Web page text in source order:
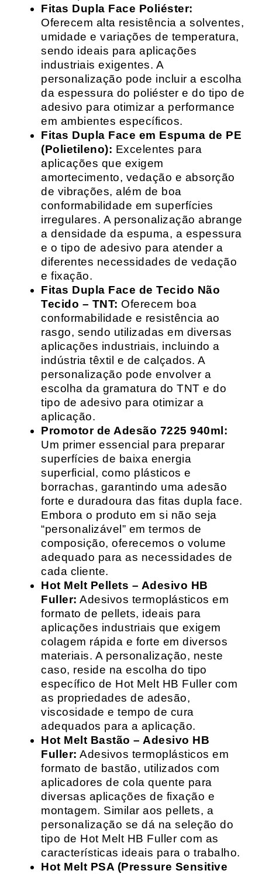
Fitas Dupla Face Poliéster:
Oferecem alta resistência a solventes,
umidade e variações de temperatura,
sendo ideais para aplicações
industriais exigentes. A
personalização pode incluir a escolha
da espessura do poliéster e do tipo de
adesivo para otimizar a performance
em ambientes específicos.
Fitas Dupla Face em Espuma de PE
(Polietileno): Excelentes para
aplicações que exigem
amortecimento, vedação e absorção
de vibrações, além de boa
conformabilidade em superfícies
irregulares. A personalização abrange
a densidade da espuma, a espessura
e o tipo de adesivo para atender a
diferentes necessidades de vedação
e fixação.
Fitas Dupla Face de Tecido Não
Tecido – TNT: Oferecem boa
conformabilidade e resistência ao
rasgo, sendo utilizadas em diversas
aplicações industriais, incluindo a
indústria têxtil e de calçados. A
personalização pode envolver a
escolha da gramatura do TNT e do
tipo de adesivo para otimizar a
aplicação.
Promotor de Adesão 7225 940ml:
Um primer essencial para preparar
superfícies de baixa energia
superficial, como plásticos e
borrachas, garantindo uma adesão
forte e duradoura das fitas dupla face.
Embora o produto em si não seja
“personalizável” em termos de
composição, oferecemos o volume
adequado para as necessidades de
cada cliente.
Hot Melt Pellets – Adesivo HB
Fuller: Adesivos termoplásticos em
formato de pellets, ideais para
aplicações industriais que exigem
colagem rápida e forte em diversos
materiais. A personalização, neste
caso, reside na escolha do tipo
específico de Hot Melt HB Fuller com
as propriedades de adesão,
viscosidade e tempo de cura
adequados para a aplicação.
Hot Melt Bastão – Adesivo HB
Fuller: Adesivos termoplásticos em
formato de bastão, utilizados com
aplicadores de cola quente para
diversas aplicações de fixação e
montagem. Similar aos pellets, a
personalização se dá na seleção do
tipo de Hot Melt HB Fuller com as
características ideais para o trabalho.
Hot Melt PSA (Pressure Sensitive